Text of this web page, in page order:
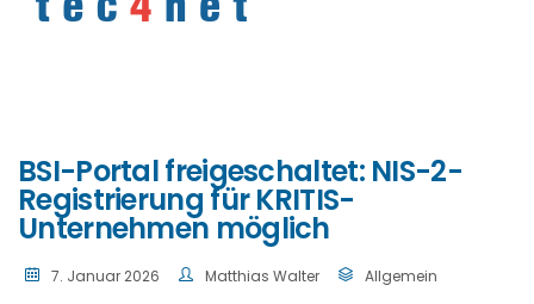
BSI-Portal freigeschaltet: NIS-2-
Registrierung für KRITIS-
Unternehmen möglich
7. Januar 2026 Matthias Walter Allgemein